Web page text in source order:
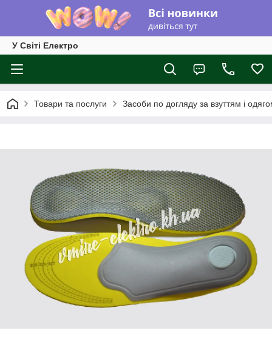
У Світі Електро
Товари та послуги Засоби по догляду за взуттям і